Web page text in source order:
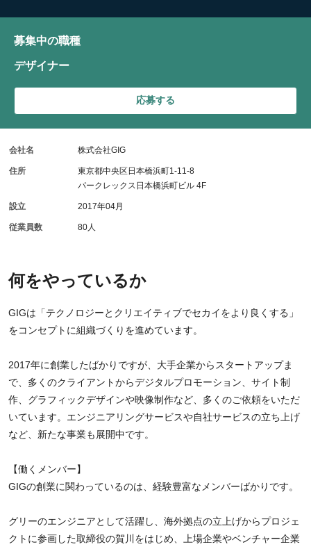
何をやっているか
GIGは「テクノロジーとクリエイティブでセカイをより良くする」
をコンセプトに組織づくりを進めています。
2017年に創業したばかりですが、大手企業からスタートアップま
で、多くのクライアントからデジタルプロモーション、サイト制
作、グラフィックデザインや映像制作など、多くのご依頼をいただ
いています。エンジニアリングサービスや自社サービスの立ち上げ
など、新たな事業も展開中です。
【働くメンバー】
GIGの創業に関わっているのは、経験豊富なメンバーばかりです。
グリーのエンジニアとして活躍し、海外拠点の立上げからプロジェ
クトに参画した取締役の賀川をはじめ、上場企業やベンチャー企業
募集中の職種
デザイナー
応募する
会社名 株式会社GIG
住所
東京都中央区日本橋浜町1-11-8
パークレックス日本橋浜町ビル 4F
設立 2017年04月
従業員数 80人